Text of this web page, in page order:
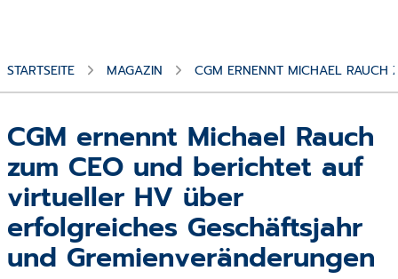
STARTSEITE MAGAZIN CGM ERNENNT MICHAEL RAUCH
CGM ernennt Michael Rauch
zum CEO und berichtet auf
virtueller HV über
erfolgreiches Geschäftsjahr
und Gremienveränderungen